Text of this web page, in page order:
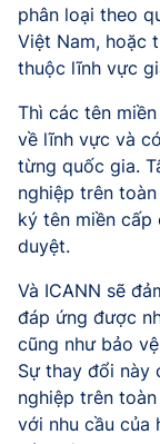
phân loại theo
Việt Nam, hoặc
thuộc lĩnh vực
Thì các tên
về lĩnh vực và
từng quốc gia.
nghiệp trên
ký tên miền cấp
duyệt.
Và ICANN sẽ
đáp ứng được
cũng như bảo
Sự thay đổi này
nghiệp trên
với nhu cầu của